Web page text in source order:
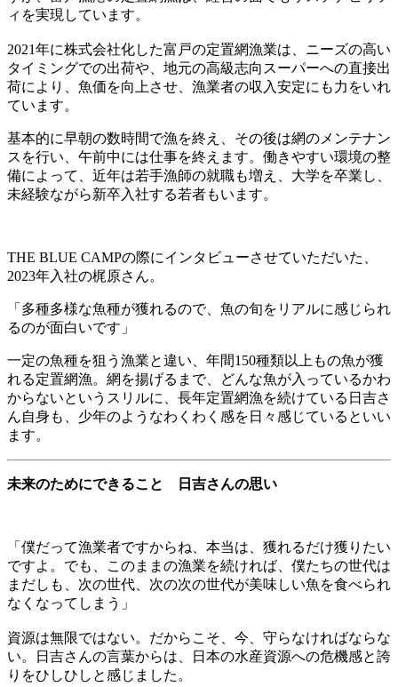
ィを実現しています。
2021年に株式会社化した富戸の定置網漁業は、ニーズの高い
タイミングでの出荷や、地元の高級志向スーパーへの直接出
荷により、魚価を向上させ、漁業者の収入安定にも力をいれ
ています。
基本的に早朝の数時間で漁を終え、その後は網のメンテナン
スを行い、午前中には仕事を終えます。働きやすい環境の整
備によって、近年は若手漁師の就職も増え、大学を卒業し、
未経験ながら新卒入社する若者もいます。
THE BLUE CAMPの際にインタビューさせていただいた、
2023年入社の梶原さん。
「多種多様な魚種が獲れるので、魚の旬をリアルに感じられ
るのが面白いです」
一定の魚種を狙う漁業と違い、年間150種類以上もの魚が獲
れる定置網漁。網を揚げるまで、どんな魚が入っているかわ
からないというスリルに、長年定置網漁を続けている日吉さ
ん自身も、少年のようなわくわく感を日々感じているといい
ます。
未来のためにできること 日吉さんの思い
「僕だって漁業者ですからね、本当は、獲れるだけ獲りたい
ですよ。でも、このままの漁業を続ければ、僕たちの世代は
まだしも、次の世代、次の次の世代が美味しい魚を食べられ
なくなってしまう」
資源は無限ではない。だからこそ、今、守らなければならな
い。日吉さんの言葉からは、日本の水産資源への危機感と誇
りをひしひしと感じました。